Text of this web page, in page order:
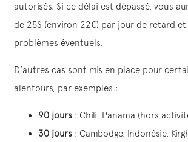
autorisés. Si ce délai est dépassé, vous
de 25$ (environ 22€) par jour de retard et
problèmes éventuels.
D’autres cas sont mis en place pour
alentours, par exemples :
90 jours : Chili, Panama (hors
30 jours : Cambodge, Indonésie,